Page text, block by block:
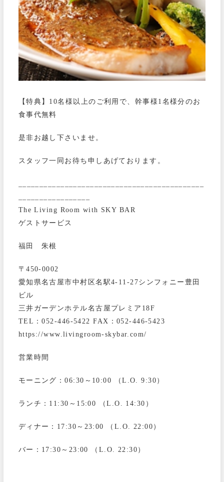
【特典】10名様以上のご利用で、幹事様1名様分のお
食事代無料
是非お越し下さいませ。
スタッフ一同お待ち申しあげております。
The Living Room with SKY BAR
ゲストサービス
福田 朱根
〒450-0002
愛知県名古屋市中村区名駅4-11-27シンフォニー豊田
ビル
三井ガーデンホテル名古屋プレミア18F
TEL：052-446-5422 FAX：052-446-5423
https://www.livingroom-skybar.com/
営業時間
モーニング：06:30～10:00 （L.O. 9:30）
ランチ：11:30～15:00 （L.O. 14:30）
ディナー：17:30～23:00 （L.O. 22:00）
バー：17:30～23:00 （L.O. 22:30）